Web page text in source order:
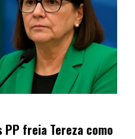
PP freia Tereza como